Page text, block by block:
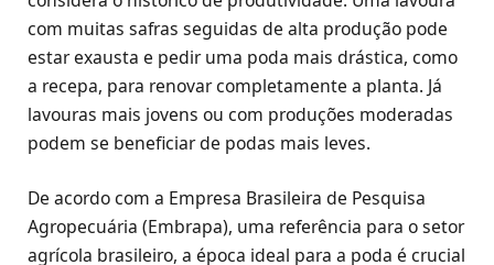
com muitas safras seguidas de alta produção pode
estar exausta e pedir uma poda mais drástica, como
a recepa, para renovar completamente a planta. Já
lavouras mais jovens ou com produções moderadas
podem se beneficiar de podas mais leves.
De acordo com a Empresa Brasileira de Pesquisa
Agropecuária (Embrapa), uma referência para o setor
agrícola brasileiro, a época ideal para a poda é crucial